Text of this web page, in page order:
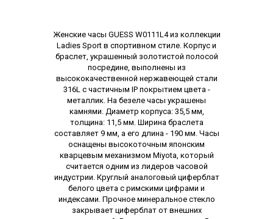
Описание
Женские часы GUESS W0111L4 из коллекции
Ladies Sport в спортивном стиле. Корпус и
браслет, украшенный золотистой полосой
посредине, выполнены из
высококачественной нержавеющей стали
316L c частичным IP покрытием цвета -
металлик. На безеле часы украшены
камнями. Диаметр корпуса: 35,5 мм,
толщина: 11,5 мм. Ширина браслета
составляет 9 мм, а его длина - 190 мм. Часы
оснащены высокоточным японским
кварцевым механизмом Miyota, который
считается одним из лидеров часовой
индустрии. Круглый аналоговый циферблат
белого цвета с римскими цифрами и
индексами. Прочное минеральное стекло
закрывает циферблат от внешних